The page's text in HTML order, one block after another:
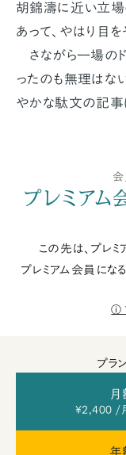
胡錦濤に近い立場
あって、やはり目を
さながら一場のド
ったのも無理はな
やかな駄文の記事
プレミアム
この先は、プレ
プレミアム会員にな
プラ
月
¥2,400 /
年